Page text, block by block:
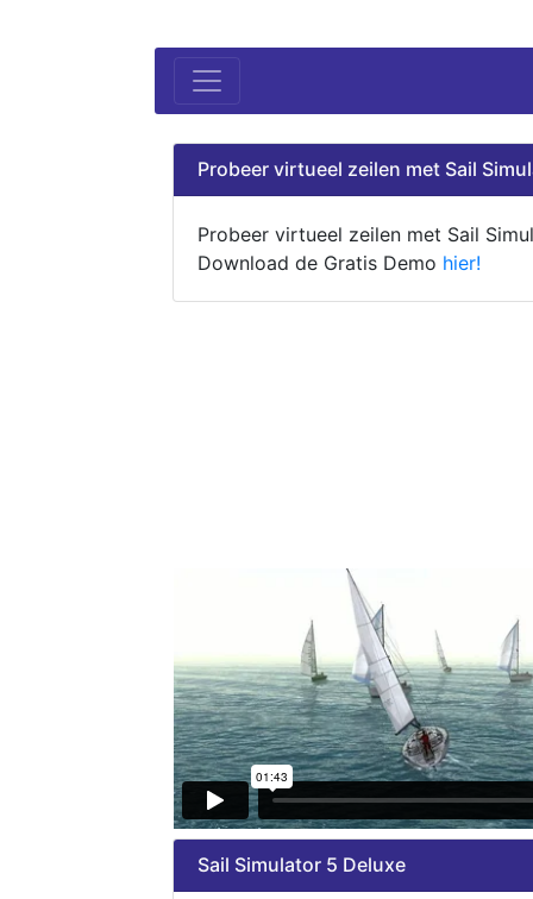
Probeer virtueel zeilen met Sail
Probeer virtueel zeilen met Sail
Download de Gratis Demo hier!
Sail Simulator 5 Deluxe